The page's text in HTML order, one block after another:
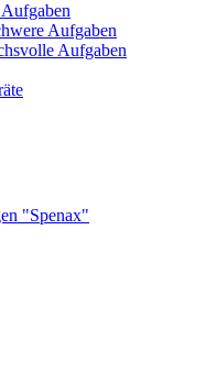
Aufgaben
Aufgaben
"Spenax"